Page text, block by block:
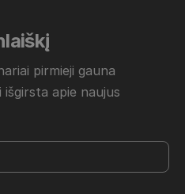
pirmieji gauna
apie naujus